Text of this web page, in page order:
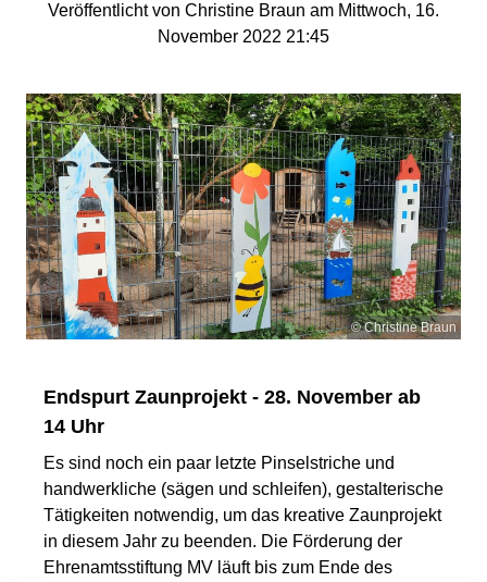
Veröffentlicht von Christine Braun am Mittwoch, 16.
November 2022 21:45
© Christine Braun
Endspurt Zaunprojekt - 28. November ab
14 Uhr
Es sind noch ein paar letzte Pinselstriche und
handwerkliche (sägen und schleifen), gestalterische
Tätigkeiten notwendig, um das kreative Zaunprojekt
in diesem Jahr zu beenden. Die Förderung der
Ehrenamtsstiftung MV läuft bis zum Ende des